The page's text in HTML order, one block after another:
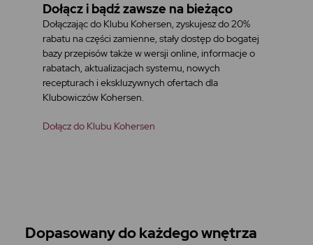
Dołącz i bądź zawsze na bieżąco
Dołączając do Klubu Kohersen, zyskujesz do 20%
rabatu na części zamienne, stały dostęp do bogatej
bazy przepisów także w wersji online, informacje o
rabatach, aktualizacjach systemu, nowych
recepturach i ekskluzywnych ofertach dla
Klubowiczów Kohersen.
Dołącz do Klubu Kohersen
Dopasowany do każdego wnętrza